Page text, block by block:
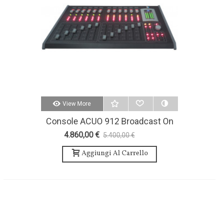
View More
Console ACUO 912 Broadcast On
Air
4.860,00 € 5.400,00 €
Aggiungi Al Carrello